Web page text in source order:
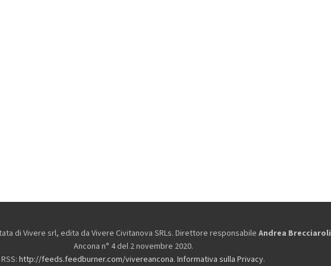
di Vivere srl, edita da Vivere Civitanova SRLs. Direttore responsabile Andrea Brecciaroli
Ancona n° 4 del 2 novembre 2020.
RSS: http://feeds.feedburner.com/vivereancona. Informativa sulla Privacy.